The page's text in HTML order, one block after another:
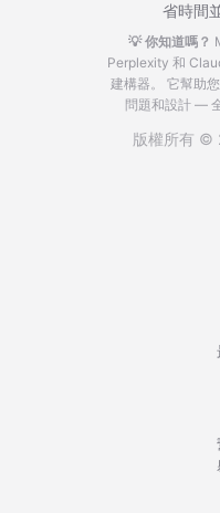
省時間
💡 你知道嗎？
Perplexity 和
建構器。
它幫助
問題和設計 —
版權所有 ©